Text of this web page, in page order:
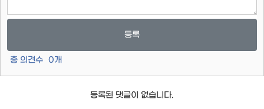
등록
총 의견수 0개
등록된 댓글이 없습니다.